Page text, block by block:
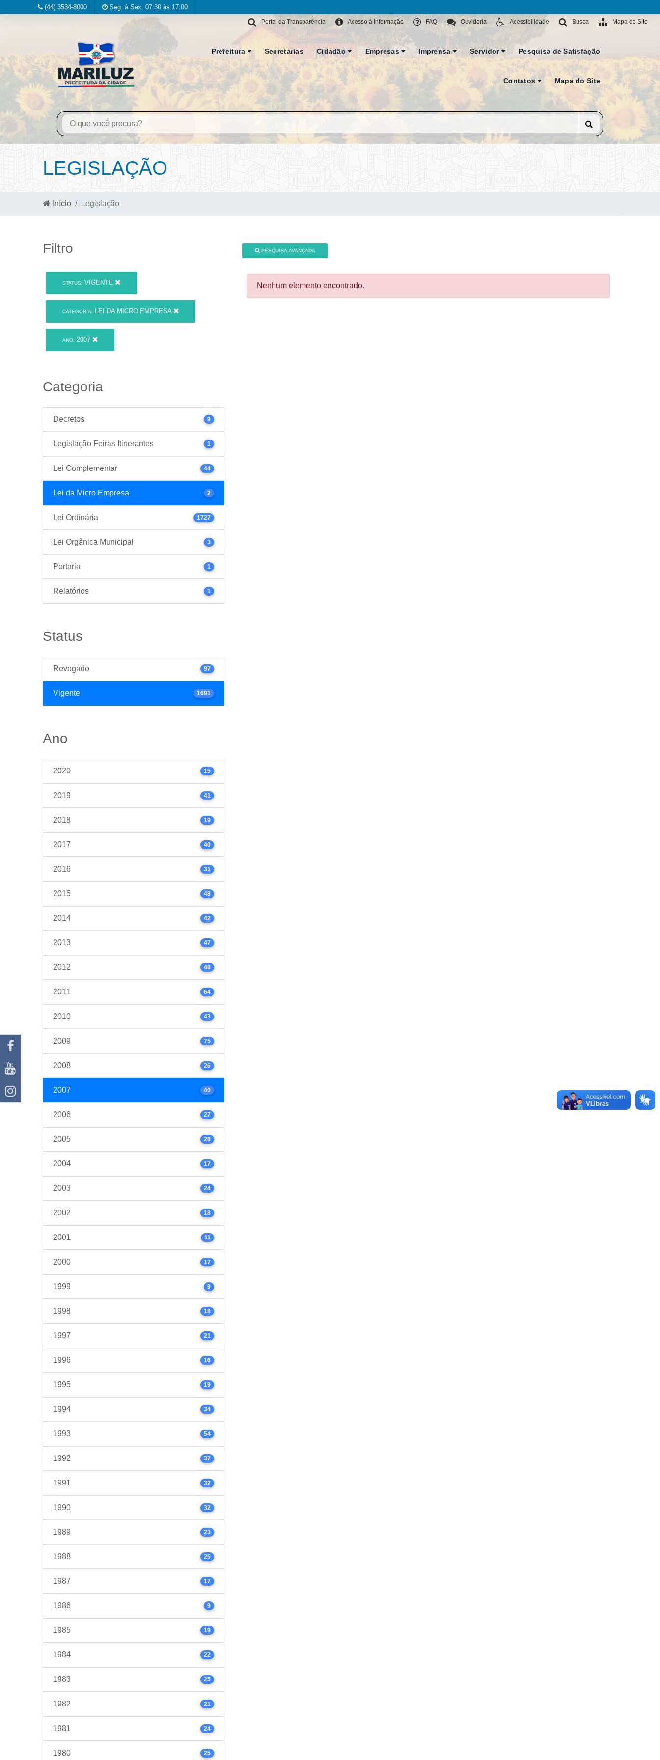
(44) 3534-8000 Seg. à Sex. 07:30 às 17:00
Mapa do Site
Busca
Acessibilidade
Ouvidoria
FAQ
Acesso à Informação
Portal da Transparência
Prefeitura Secretarias Cidadão Empresas Imprensa Servidor Pesquisa de Satisfação
Contatos Mapa do Site
LEGISLAÇÃO
Início Legislação
Filtro
STATUS: VIGENTE
CATEGORIA: LEI DA MICRO EMPRESA
ANO: 2007
Categoria
Decretos 9
Legislação Feiras Itinerantes 1
Lei Complementar 44
Lei da Micro Empresa 2
Lei Ordinária 1727
Lei Orgânica Municipal 3
Portaria 1
Relatórios 1
Status
Revogado 97
Vigente 1691
Ano
2020 15
2019 41
2018 19
2017 40
2016 31
2015 48
2014 42
2013 47
2012 48
2011 64
2010 43
2009 75
2008 26
2007 40
2006 27
2005 28
2004 17
2003 24
2002 18
2001 11
2000 17
1999 9
1998 18
1997 21
1996 16
1995 19
1994 34
1993 54
1992 37
1991 32
1990 32
1989 23
1988 25
1987 17
1986 9
1985 19
1984 22
1983 25
1982 21
1981 24
1980 25
PESQUISA AVANÇADA
Nenhum elemento encontrado.